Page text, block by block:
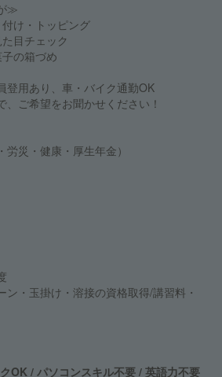
≫
け・トッピング
目チェック
の箱づめ
登用あり、車・バイク通勤OK
ご希望をお聞かせください！
労災・健康・厚生年金）
ン・玉掛け・溶接の資格取得/講習料・
OK / パソコンスキル不要 / 英語力不要